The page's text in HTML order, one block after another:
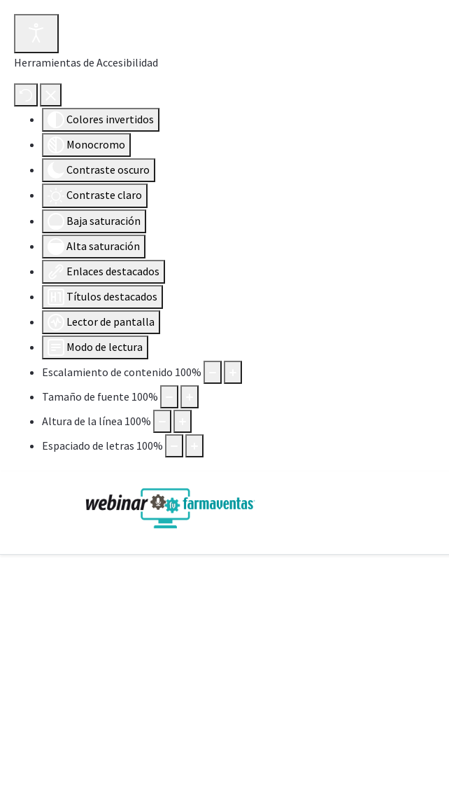
Herramientas de Accesibilidad
Colores invertidos
Monocromo
Contraste oscuro
Contraste claro
Baja saturación
Alta saturación
Enlaces destacados
Títulos destacados
Lector de pantalla
Modo de lectura
Escalamiento de contenido 100%
Tamaño de fuente 100%
Altura de la línea 100%
Espaciado de letras 100%